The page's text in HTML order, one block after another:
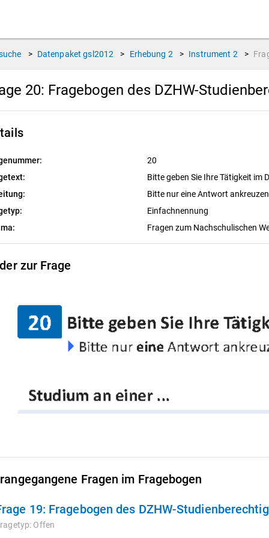
> Datenpaket gsl2012 > Erhebung 2 > Instrument 2 >
20: Fragebogen des DZHW-
20
Bitte geben Sie Ihre Tätigkeit im
Bitte nur eine Antwort
Einfachnennung
Fragen zum Nachschulischen
zur Frage
Fragen im Fragebogen
19: Fragebogen des DZHW-
Offen